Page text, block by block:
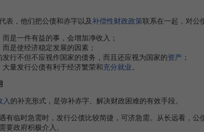
，他们把公债和赤字以及补偿性财政政策联系在一起，对公
是一件有益的事，会增加净收入；
是使经济稳定发展的因素；
行不但不应视作国家的债务，而且还应视为国家的资产 ；
量发行公债有利于经济繁荣和充分就业。
入 的补充形式，是弥补赤字、解决财政困难的有效手段。
临时急需时，发行公债比较简捷，可济急需。从长远看，公
要政府积极介入。